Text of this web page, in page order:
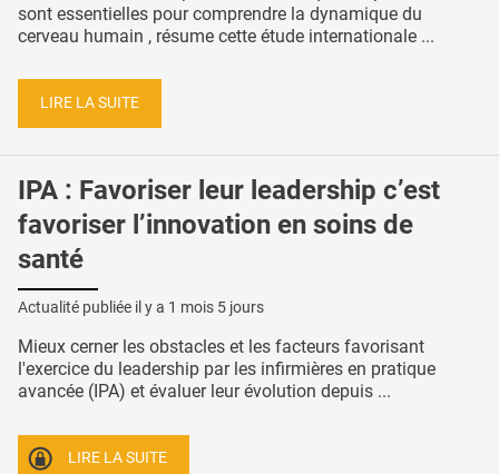
sont essentielles pour comprendre la dynamique du
cerveau humain , résume cette étude internationale ...
LIRE LA SUITE
IPA : Favoriser leur leadership c’est
favoriser l’innovation en soins de
santé
Actualité publiée il y a 1 mois 5 jours
Mieux cerner les obstacles et les facteurs favorisant
l'exercice du leadership par les infirmières en pratique
avancée (IPA) et évaluer leur évolution depuis ...
LIRE LA SUITE